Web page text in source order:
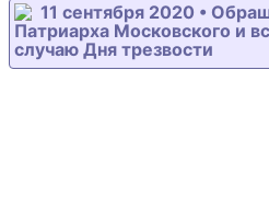
11 сентября 2020 •
Патриарха Московского и
случаю Дня трезвости